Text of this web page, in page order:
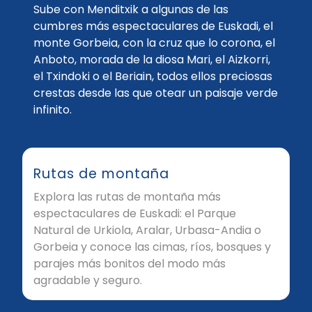
Sube con Menditxik a algunas de las
cumbres más espectaculares de Euskadi, el
monte Gorbeia, con la cruz que lo corona, el
Anboto, morada de la diosa Mari, el Aizkorri,
el Txindoki o el Beriain, todos ellos preciosas
crestas desde las que otear un paisaje verde
infinito.
Rutas de montaña
Explora las rutas de montaña más
espectaculares de Euskadi: el Parque
Natural de Urkiola, Aralar, Urbasa-Andia o
Gorbeia y conoce las cimas, ríos, bosques y
parajes más bonitos del modo más
agradable y seguro.